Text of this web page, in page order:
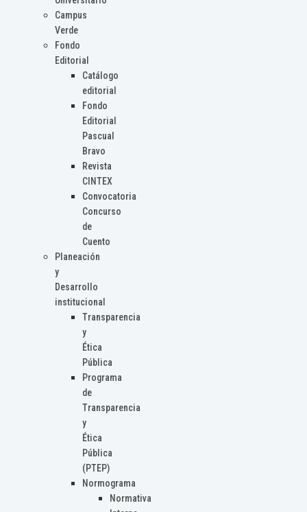
Campus
Verde
Fondo
Editorial
Catálogo
editorial
Fondo
Editorial
Pascual
Bravo
Revista
CINTEX
Convocatoria
Concurso
de
Cuento
Planeación
y
Desarrollo
institucional
Transparencia
y
Ética
Pública
Programa
de
Transparencia
y
Ética
Pública
(PTEP)
Normograma
Normativa